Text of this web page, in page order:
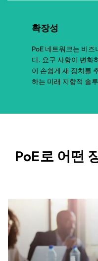
확장성
PoE 네트워크는 비
다. 요구 사항이 변화
이 손쉽게 새 장치를
하는 미래 지향적 솔
PoE로 어떤